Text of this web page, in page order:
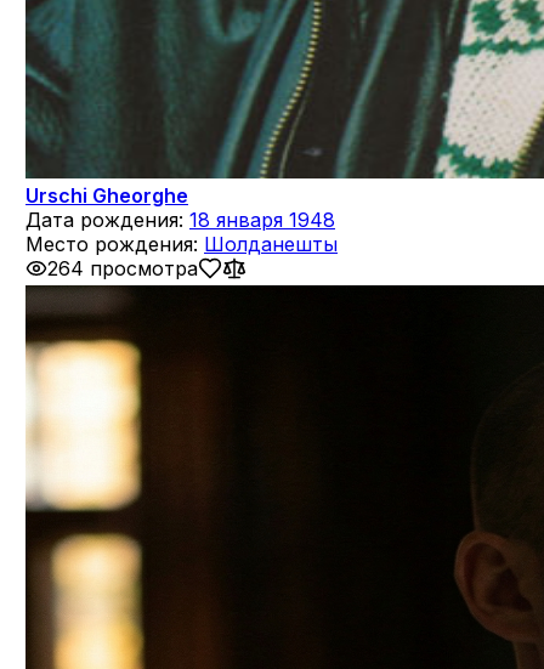
Urschi Gheorghe
Дата рождения: 18 января 1948
Место рождения: Шолданешты
264 просмотра